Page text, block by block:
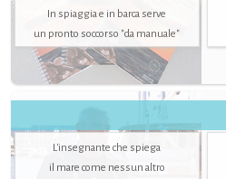
In spiaggia e in barca serve
un pronto soccorso "da manuale"
L'insegnante che spiega
il mare come nessun altro